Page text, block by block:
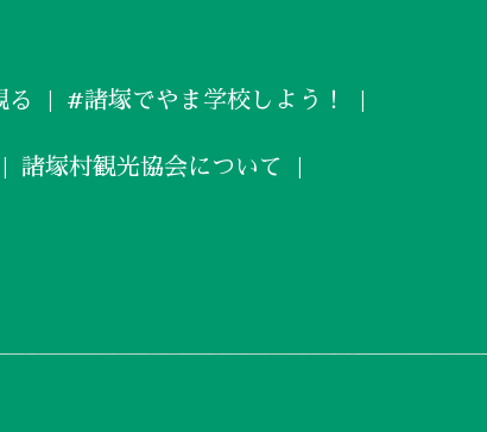
る #諸塚でやま学校しよう！
諸塚村観光協会について